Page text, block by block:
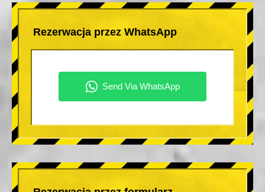
Rezerwacja przez WhatsApp